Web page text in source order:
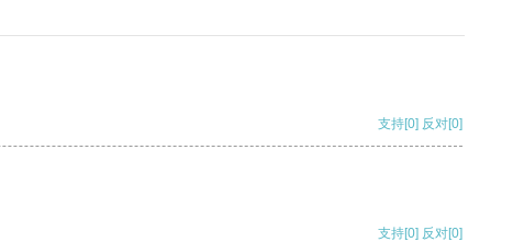
支持[0] 反对[0]
支持[0] 反对[0]